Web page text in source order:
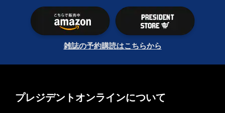
雑誌の予約購読はこちらから
プレジデントオンラインについて